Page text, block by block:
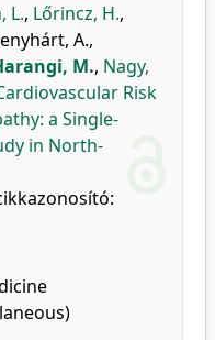
L., Lőrincz, H.,
A.,
M., Nagy,
Risk
a Single-
in North-